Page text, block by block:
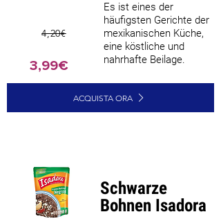
4,20€
3,99€
Es ist eines der
häufigsten Gerichte der
mexikanischen Küche,
eine köstliche und
nahrhafte Beilage.
ACQUISTA ORA
Schwarze
Bohnen Isadora